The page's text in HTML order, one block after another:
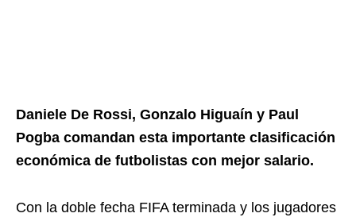
Daniele De Rossi, Gonzalo Higuaín y Paul
Pogba comandan esta importante clasificación
económica de futbolistas con mejor salario.
Con la doble fecha FIFA terminada y los jugadores